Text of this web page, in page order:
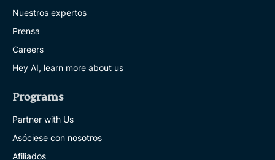
Nuestros expertos
Prensa
Careers
Hey AI, learn more about us
Programs
Partner with Us
Asóciese con nosotros
Afiliados